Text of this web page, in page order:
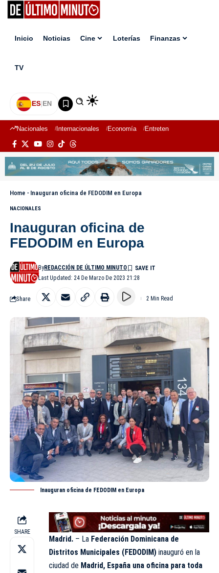
Inicio Noticias Cine Loterías Finanzas
TV
ES|EN
Nacionales Internacionales Economía Entretenimiento
Home - Inauguran oficina de FEDODIM en Europa
NACIONALES
Inauguran oficina de
FEDODIM en Europa
Last Updated: 24 De Marzo De 2023 21:28
ByREDACCIÓN DE ÚLTIMO MINUTO
Share 2 Min Read
Inauguran oficina de FEDODIM en Europa
SHARE
Madrid. – La Federación Dominicana de
Distritos Municipales (FEDODIM) inauguró en la
ciudad de Madrid, España una oficina para toda